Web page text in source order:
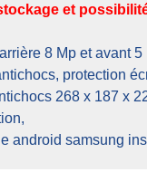
et
8 Mp et avant 5
protection
268 x 187 x
android samsung